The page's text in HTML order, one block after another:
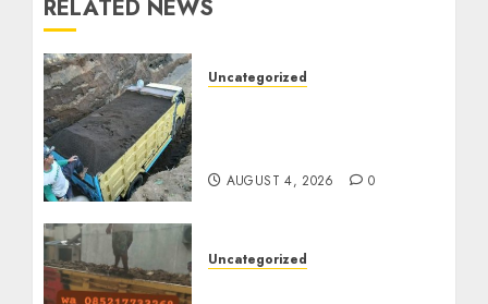
RELATED NEWS
Uncategorized
AUGUST 4, 2026 0
Uncategorized